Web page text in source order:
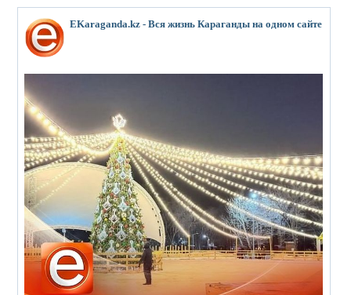
EKaraganda.kz - Вся жизнь Караганды на одном сайте